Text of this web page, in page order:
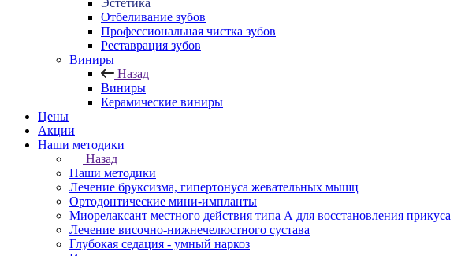
Эстетика
Отбеливание зубов
Профессиональная чистка зубов
Реставрация зубов
Виниры
Назад
Виниры
Керамические виниры
Цены
Акции
Наши методики
Назад
Наши методики
Лечение бруксизма, гипертонуса жевательных мышц
Ортодонтические мини-импланты
Миорелаксант местного действия типа А для восстановления прикуса
Лечение височно-нижнечелюстного сустава
Глубокая седация - умный наркоз